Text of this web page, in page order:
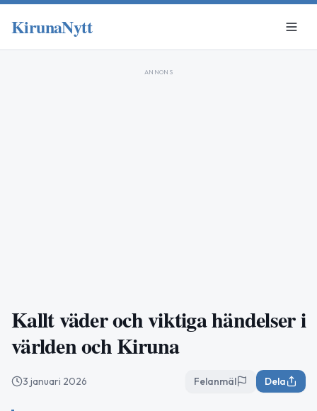
KirunaNytt
ANNONS
Kallt väder och viktiga händelser i
världen och Kiruna
3 januari 2026 Felanmäl Dela